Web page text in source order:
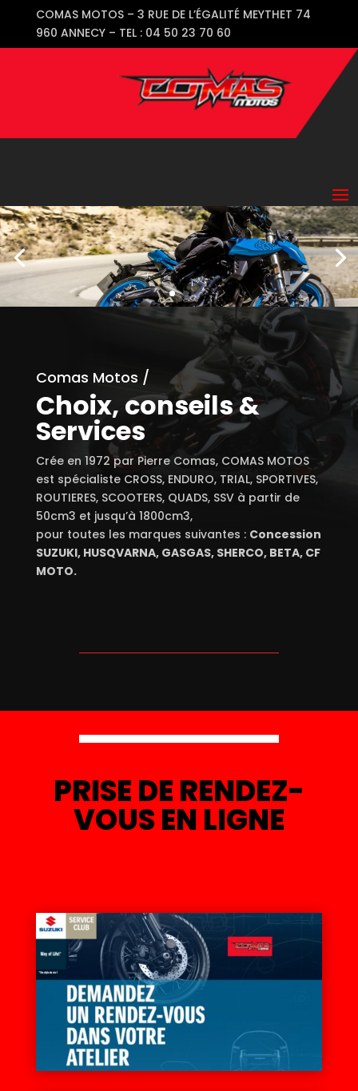
COMAS MOTOS – 3 RUE DE L’ÉGALITÉ MEYTHET 74
960 ANNECY – TEL : 04 50 23 70 60
Comas Motos /
Choix, conseils &
Services
Crée en 1972 par Pierre Comas, COMAS MOTOS
est spécialiste CROSS, ENDURO, TRIAL, SPORTIVES,
ROUTIERES, SCOOTERS, QUADS, SSV à partir de
50cm3 et jusqu’à 1800cm3,
pour toutes les marques suivantes : Concession
SUZUKI, HUSQVARNA, GASGAS, SHERCO, BETA, CF
MOTO.
PRISE DE RENDEZ-
VOUS EN LIGNE